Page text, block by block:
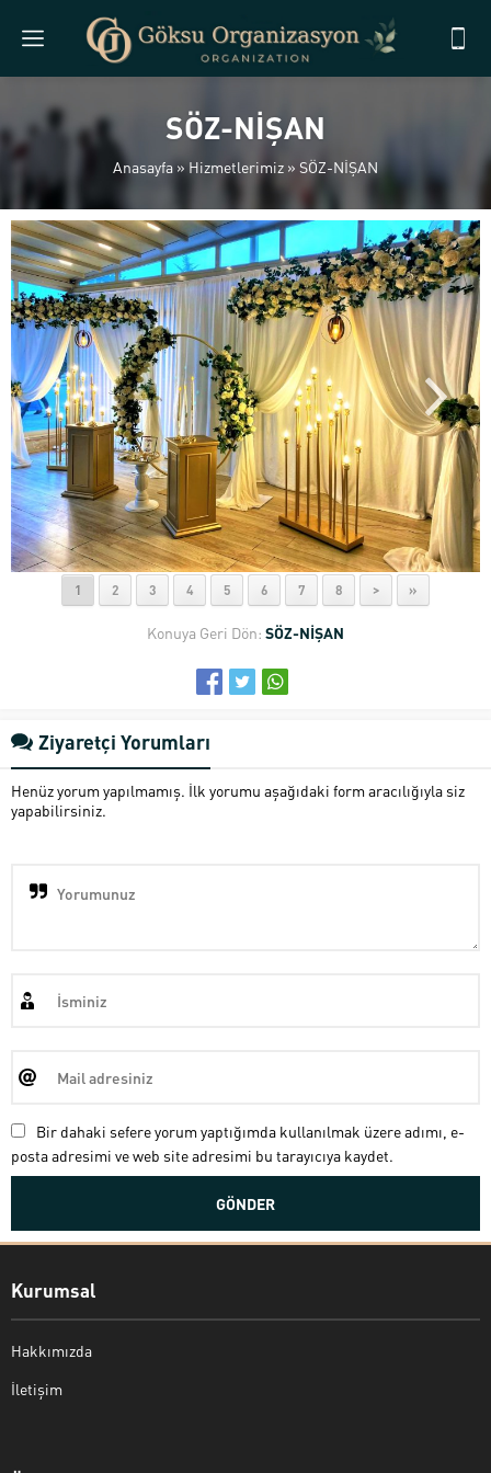
SÖZ-NİŞAN
Anasayfa »Hizmetlerimiz » SÖZ-NİŞAN
1 2 3 4 5 6 7 8 > »
Konuya Geri Dön: SÖZ-NİŞAN
Ziyaretçi Yorumları
Henüz yorum yapılmamış. İlk yorumu aşağıdaki form aracılığıyla siz
yapabilirsiniz.
Bir dahaki sefere yorum yaptığımda kullanılmak üzere adımı, e-
posta adresimi ve web site adresimi bu tarayıcıya kaydet.
Kurumsal
Hakkımızda
İletişim